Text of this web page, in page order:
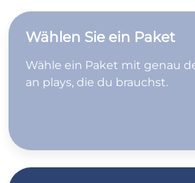
Wählen Sie ein Paket
Wähle ein Paket mit genau
an plays, die du brauchst.